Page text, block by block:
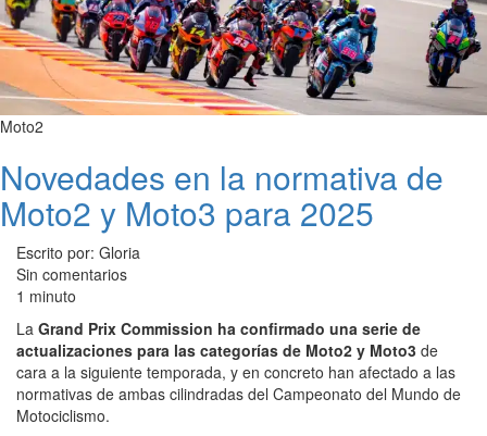
Moto2
Novedades en la normativa de
Moto2 y Moto3 para 2025
Escrito por: Gloria
Sin comentarios
1 minuto
La Grand Prix Commission ha confirmado una serie de
actualizaciones para las categorías de Moto2 y Moto3 de
cara a la siguiente temporada, y en concreto han afectado a las
normativas de ambas cilindradas del Campeonato del Mundo de
Motociclismo.